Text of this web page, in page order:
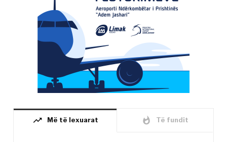
trending_up Më të lexuarat whatshot Të fundit